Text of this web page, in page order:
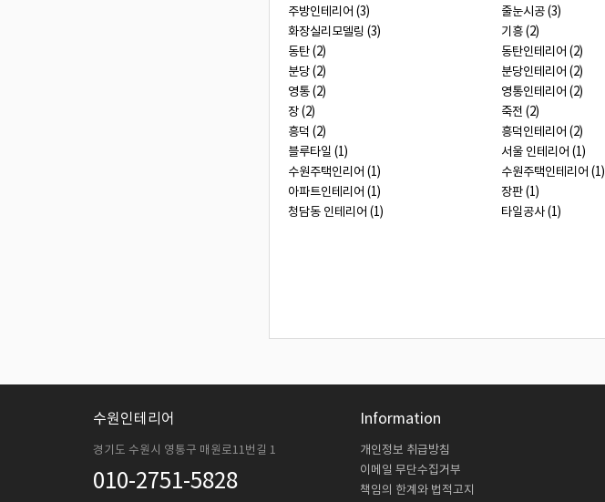
주방인테리어 (3)
줄눈시공 (3)
화장실리모델링 (3)
기흥 (2)
동탄 (2)
동탄인테리어 (2)
분당 (2)
분당인테리어 (2)
영통 (2)
영통인테리어 (2)
장 (2)
죽전 (2)
흥덕 (2)
흥덕인테리어 (2)
블루타일 (1)
서울 인테리어 (1)
수원주택인리어 (1)
수원주택인테리어 (1)
아파트인테리어 (1)
장판 (1)
청담동 인테리어 (1)
타일공사 (1)
수원인테리어
경기도 수원시 영통구 매원로11번길 1
010-2751-5828
Information
개인정보 취급방침
이메일 무단수집거부
책임의 한계와 법적고지